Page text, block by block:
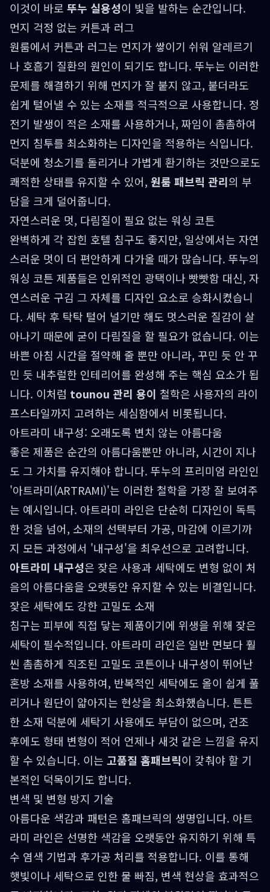
이것이 바로 뚜누 실용성이 빛을 발하는 순간입니다.
먼지 걱정 없는 커튼과 러그
원룸에서 커튼과 러그는 먼지가 쌓이기 쉬워 알레르기
나 호흡기 질환의 원인이 되기도 합니다. 뚜누는 이러한
문제를 해결하기 위해 먼지가 잘 붙지 않고, 붙더라도
쉽게 털어낼 수 있는 소재를 적극적으로 사용합니다. 정
전기 발생이 적은 소재를 사용하거나, 짜임이 촘촘하여
먼지 침투를 최소화하는 디자인을 적용하는 식입니다.
덕분에 청소기를 돌리거나 가볍게 환기하는 것만으로도
쾌적한 상태를 유지할 수 있어, 원룸 패브릭 관리의 부
담을 크게 덜어줍니다.
자연스러운 멋, 다림질이 필요 없는 워싱 코튼
완벽하게 각 잡힌 호텔 침구도 좋지만, 일상에서는 자연
스러운 멋이 더 편안하게 다가올 때가 많습니다. 뚜누의
워싱 코튼 제품들은 인위적인 광택이나 빳빳함 대신, 자
연스러운 구김 그 자체를 디자인 요소로 승화시켰습니
다. 세탁 후 탁탁 털어 널기만 해도 멋스러운 질감이 살
아나기 때문에 굳이 다림질을 할 필요가 없습니다. 이는
바쁜 아침 시간을 절약해 줄 뿐만 아니라, 꾸민 듯 안 꾸
민 듯 내추럴한 인테리어를 완성해 주는 핵심 요소가 됩
니다. 이처럼 tounou 관리 용이 철학은 사용자의 라이
프스타일까지 고려하는 세심함에서 비롯됩니다.
아트라미 내구성: 오래도록 변치 않는 아름다움
좋은 제품은 순간의 아름다움뿐만 아니라, 시간이 지나
도 그 가치를 유지해야 합니다. 뚜누의 프리미엄 라인인
'아트라미(ARTRAMI)'는 이러한 철학을 가장 잘 보여주
는 예시입니다. 아트라미 라인은 단순히 디자인이 독특
한 것을 넘어, 소재의 선택부터 가공, 마감에 이르기까
지 모든 과정에서 '내구성'을 최우선으로 고려합니다.
아트라미 내구성은 잦은 사용과 세탁에도 변형 없이 처
음의 아름다움을 오랫동안 유지할 수 있는 비결입니다.
잦은 세탁에도 강한 고밀도 소재
침구는 피부에 직접 닿는 제품이기에 위생을 위해 잦은
세탁이 필수적입니다. 아트라미 라인은 일반 면보다 훨
씬 촘촘하게 직조된 고밀도 코튼이나 내구성이 뛰어난
혼방 소재를 사용하여, 반복적인 세탁에도 올이 쉽게 풀
리거나 원단이 얇아지는 현상을 최소화했습니다. 튼튼
한 소재 덕분에 세탁기 사용에도 부담이 없으며, 건조
후에도 형태 변형이 적어 언제나 새것 같은 느낌을 유지
할 수 있습니다. 이는 고품질 홈패브릭이 갖춰야 할 기
본적인 덕목이기도 합니다.
변색 및 변형 방지 기술
아름다운 색감과 패턴은 홈패브릭의 생명입니다. 아트
라미 라인은 선명한 색감을 오랫동안 유지하기 위해 특
수 염색 기법과 후가공 처리를 적용합니다. 이를 통해
햇빛이나 세탁으로 인한 물 빠짐, 변색 현상을 효과적으